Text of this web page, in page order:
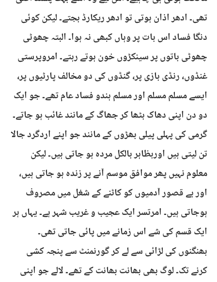
تھی۔ ادھر اذان ہوتی تو ادھر ریکارڈ بجتے۔ لیکن کوئی
دنگا فساد اس بات پر وہاں کبھی نہ ہوا۔ البتہ چھوٹی
چھوٹی باتوں پر سینکڑوں خون ہوتے رہتے۔ امروپرستی
غنڈوں، رنڈی بازی پر، گنڈوں کی دو مخالف پارٹیوں پر،
ایسے مسلم مسلم اور مسلم ہندو فساد عام تھے۔ جو ایک
دو دن اپنی دھاک بٹھا کر جھاگ کے مانند غائب ہو جاتے۔
گرمی کی پہلی پیلی بھڑوں کے مانند جو اپنے اردگرد جالا
تن لیتی ہیں اوربظاہر بالکل مردہ ہو جاتی ہیں۔ لیکن
معلوم نہیں پھر موافق موسم آنے پر زندہ ہو جاتی ہیں،
اور بے قصور آدمیوں کو کاٹنے کے شغل میں مصروف
ہوجاتی ہیں۔ امرتسر ایک عجیب و غریب شہر ہے۔ یہاں ہر
ایک قسم کی شے اس زمانے میں پائی جاتی تھی۔
بھنگنوں کی لڑائی سے لے کر گورنمنٹ سے پنجہ کشی
کرنے تک۔ لوگ بھی بھانت بھانت کے تھے۔ لالے جو اپنی